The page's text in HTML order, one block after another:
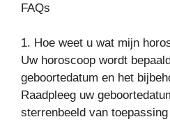
FAQs
1. Hoe weet u wat mijn
Uw horoscoop wordt
geboortedatum en het
Raadpleeg uw
sterrenbeeld van